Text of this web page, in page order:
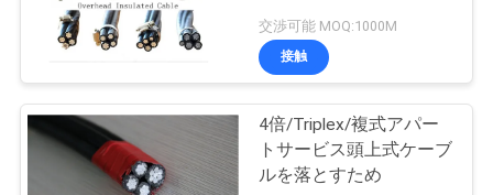
交渉可能 MOQ:1000M
接触
4倍/Triplex/複式アパー
トサービス頭上式ケーブ
ルを落とすため